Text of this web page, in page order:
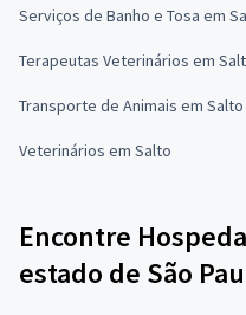
Serviços de Banho e Tosa em
Terapeutas Veterinários em
Transporte de Animais em Salto
Veterinários em Salto
Encontre
estado de São